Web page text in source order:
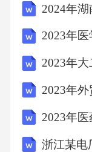
3基本要求
食品接触用纸
GB4806.1。
4技术要求
2023年
2023年
2023年